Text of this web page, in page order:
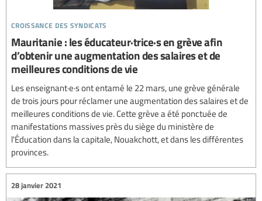
croissance des syndicats
Mauritanie : les éducateur·trice·s en grève afin
d’obtenir une augmentation des salaires et de
meilleures conditions de vie
Les enseignant·e·s ont entamé le 22 mars, une grève générale
de trois jours pour réclamer une augmentation des salaires et de
meilleures conditions de vie. Cette grève a été ponctuée de
manifestations massives près du siège du ministère de
l'Éducation dans la capitale, Nouakchott, et dans les différentes
provinces.
28 janvier 2021